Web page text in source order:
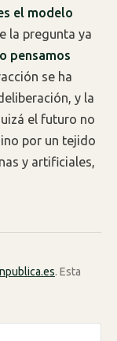
el modelo
la pregunta ya
pensamos
se ha
y la
el futuro no
por un tejido
y artificiales,
. Esta